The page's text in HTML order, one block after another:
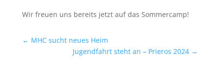
Wir freuen uns bereits jetzt auf das Sommercamp!
← MHC sucht neues Heim
Jugendfahrt steht an – Prieros 2024 →